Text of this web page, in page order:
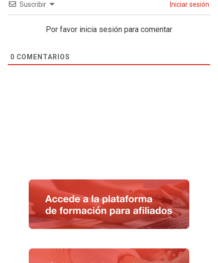
Suscribir Iniciar sesión
Por favor inicia sesión para comentar
0 COMENTARIOS